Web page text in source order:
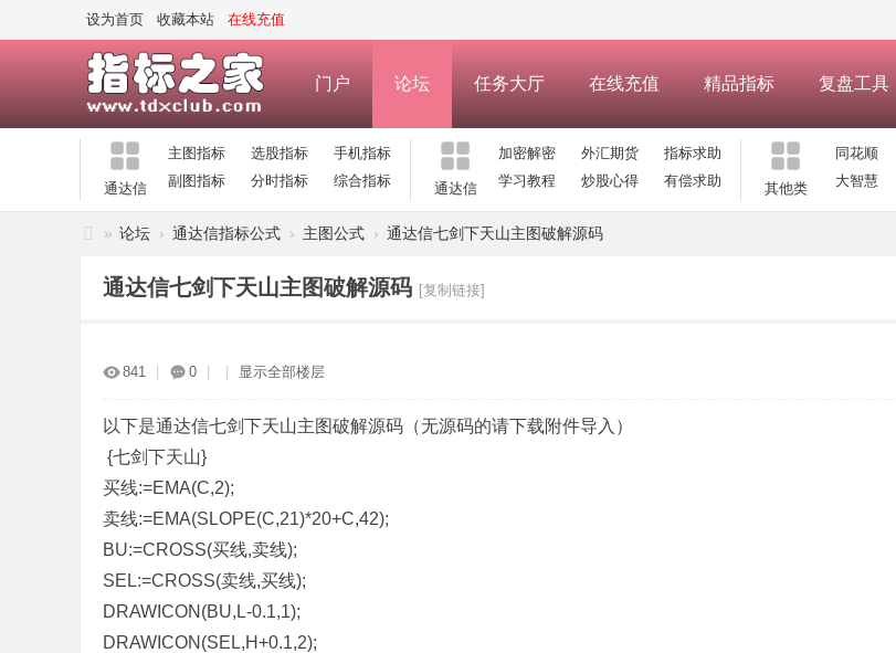
设为首页 收藏本站 在线充值
门户 论坛 任务大厅 在线充值 精品指标 复盘工具
通达信
主图指标 选股指标
手机指标
副图指标
分时指标 综合指标 通达信
加密解密 外汇期货
指标求助
学习教程
炒股心得 有偿求助 其他类
同花顺
大智慧
» 论坛 › 通达信指标公式 › 主图公式 › 通达信七剑下天山主图破解源码
通达信七剑下天山主图破解源码 [复制链接]
841 0 显示全部楼层
以下是通达信七剑下天山主图破解源码（无源码的请下载附件导入）
{七剑下天山}
买线:=EMA(C,2);
卖线:=EMA(SLOPE(C,21)*20+C,42);
BU:=CROSS(买线,卖线);
SEL:=CROSS(卖线,买线);
DRAWICON(BU,L-0.1,1);
DRAWICON(SEL,H+0.1,2);